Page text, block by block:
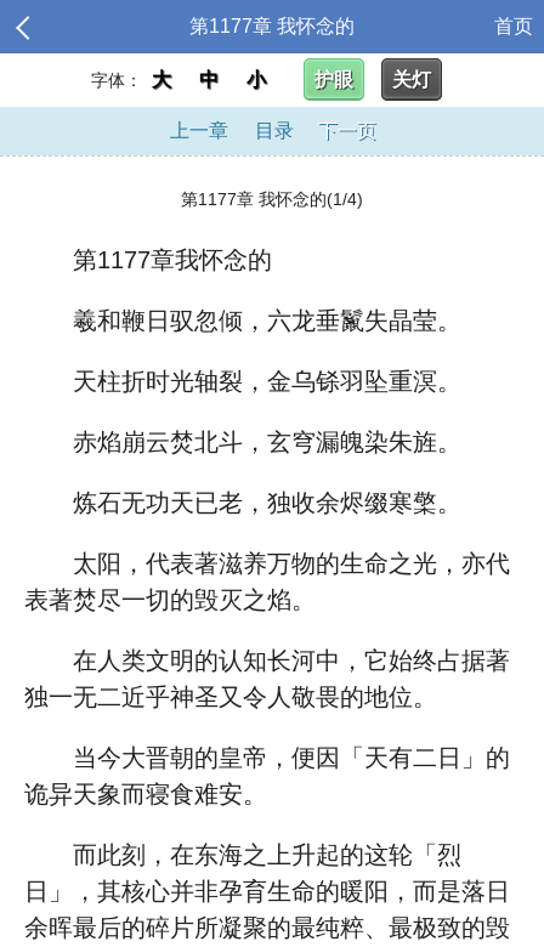
第1177章 我怀念的 首页
字体： 大 中 小 护眼 关灯
上一章 目录 下一页
第1177章 我怀念的(1/4)
第1177章我怀念的
羲和鞭日驭忽倾，六龙垂鬣失晶莹。
天柱折时光轴裂，金乌铩羽坠重溟。
赤焰崩云焚北斗，玄穹漏魄染朱旌。
炼石无功天已老，独收余烬缀寒檠。
太阳，代表著滋养万物的生命之光，亦代
表著焚尽一切的毁灭之焰。
在人类文明的认知长河中，它始终占据著
独一无二近乎神圣又令人敬畏的地位。
当今大晋朝的皇帝，便因「天有二日」的
诡异天象而寝食难安。
而此刻，在东海之上升起的这轮「烈
日」，其核心并非孕育生命的暖阳，而是落日
余晖最后的碎片所凝聚的最纯粹、最极致的毁